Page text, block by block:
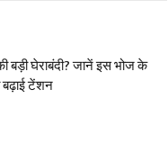
बड़ी घेराबंदी? जानें इस भोज के
बढ़ाई टेंशन